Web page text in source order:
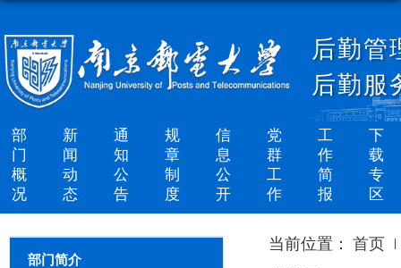
后勤管
后勤服
部
门
概
况
新
闻
动
态
通
知
公
告
规
章
制
度
信
息
公
开
党
群
工
作
工
作
简
报
下
载
专
区
部门简介
当前位置： 首页